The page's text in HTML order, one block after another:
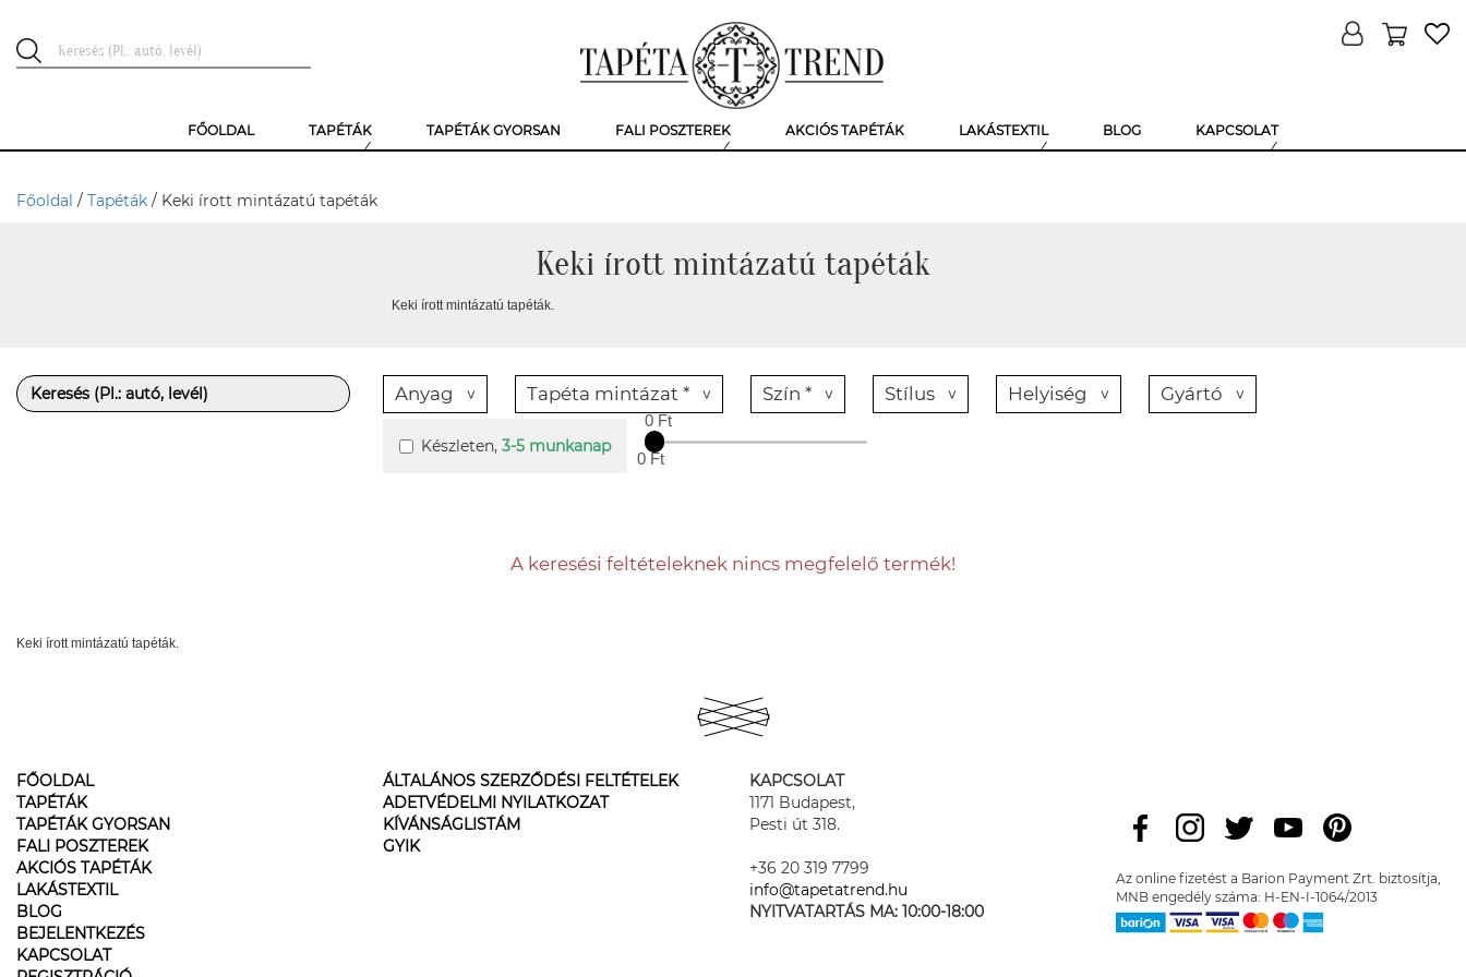
FŐOLDAL TAPÉTÁK TAPÉTÁK GYORSAN FALI POSZTEREK AKCIÓS TAPÉTÁK LAKÁSTEXTIL BLOG KAPCSOLAT
Főoldal / Tapéták / Keki írott mintázatú tapéták
Keki írott mintázatú tapéták
Keki írott mintázatú tapéták.
Anyag Tapéta mintázat * Szín * Stílus Helyiség Gyártó
Készleten, 3-5 munkanap
0 Ft
0 Ft
A keresési feltételeknek nincs megfelelő termék!
Keki írott mintázatú tapéták.
FŐOLDAL
TAPÉTÁK
TAPÉTÁK GYORSAN
FALI POSZTEREK
AKCIÓS TAPÉTÁK
LAKÁSTEXTIL
BLOG
BEJELENTKEZÉS
KAPCSOLAT
ÁLTALÁNOS SZERZŐDÉSI FELTÉTELEK
ADETVÉDELMI NYILATKOZAT
KÍVÁNSÁGLISTÁM
GYIK
KAPCSOLAT
1171 Budapest,
Pesti út 318.
+36 20 319 7799
info@tapetatrend.hu
NYITVATARTÁS MA: 10:00-18:00
Az online fizetést a Barion Payment Zrt. biztosítja,
MNB engedély száma: H-EN-I-1064/2013